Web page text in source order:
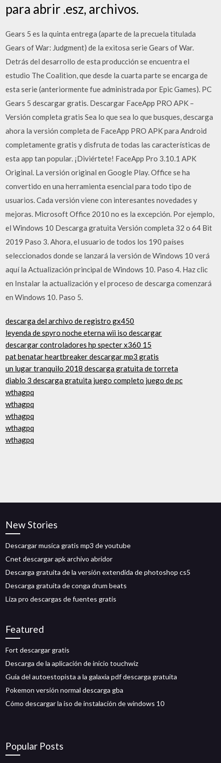
para abrir .esz, archivos.
Gears 5 es la quinta entrega (aparte de la precuela titulada
Gears of War: Judgment) de la exitosa serie Gears of War.
Detrás del desarrollo de esta producción se encuentra el
estudio The Coalition, que desde la cuarta parte se encarga de
esta serie (anteriormente fue administrada por Epic Games). PC
Gears 5 descargar gratis. Descargar FaceApp PRO APK –
Versión completa gratis Sea lo que sea lo que busques, descarga
ahora la versión completa de FaceApp PRO APK para Android
completamente gratis y disfruta de todas las características de
esta app tan popular. ¡Diviértete! FaceApp Pro 3.10.1 APK
Original. La versión original en Google Play. Office se ha
convertido en una herramienta esencial para todo tipo de
usuarios. Cada versión viene con interesantes novedades y
mejoras. Microsoft Office 2010 no es la excepción. Por ejemplo,
el Windows 10 Descarga gratuita Versión completa 32 o 64 Bit
2019 Paso 3. Ahora, el usuario de todos los 190 países
seleccionados donde se lanzará la versión de Windows 10 verá
aquí la Actualización principal de Windows 10. Paso 4. Haz clic
en Instalar la actualización y el proceso de descarga comenzará
en Windows 10. Paso 5.
descarga del archivo de registro gx450
leyenda de spyro noche eterna wii iso descargar
descargar controladores hp specter x360 15
pat benatar heartbreaker descargar mp3 gratis
un lugar tranquilo 2018 descarga gratuita de torreta
diablo 3 descarga gratuita juego completo juego de pc
wthagpq
wthagpq
wthagpq
wthagpq
wthagpq
New Stories
Descargar musica gratis mp3 de youtube
Cnet descargar apk archivo abridor
Descarga gratuita de la versión extendida de photoshop cs5
Descarga gratuita de conga drum beats
Liza pro descargas de fuentes gratis
Featured
Fort descargar gratis
Descarga de la aplicación de inicio touchwiz
Guía del autoestopista a la galaxia pdf descarga gratuita
Pokemon versión normal descarga gba
Cómo descargar la iso de instalación de windows 10
Popular Posts